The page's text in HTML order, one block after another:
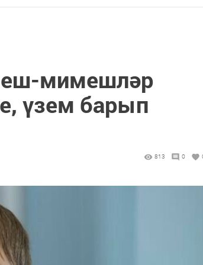
мимешләр
үзем барып
813 0